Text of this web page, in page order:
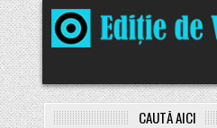
Skip
to
content
CAUTĂ AICI